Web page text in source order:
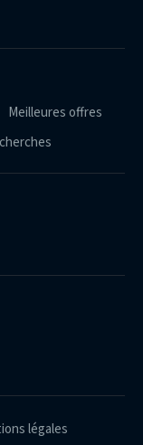
Meilleures offres
légales